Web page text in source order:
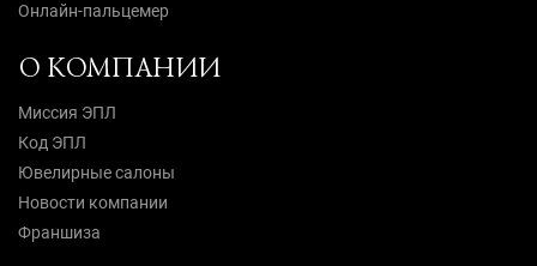
Онлайн-пальцемер
О КОМПАНИИ
Миссия ЭПЛ
Код ЭПЛ
Ювелирные салоны
Новости компании
Франшиза